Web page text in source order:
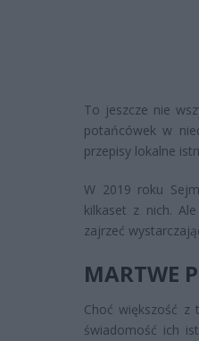
To jeszcze nie
potańcówek w
przepisy lokalne
W 2019 roku
kilkaset z nich.
zajrzeć
MARTWE
Choć większość z
świadomość ich